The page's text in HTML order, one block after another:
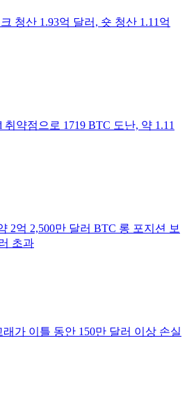
청산 1.93억 달러, 숏 청산 1.11억
취약점으로 1719 BTC 도난, 약 1.11
2억 2,500만 달러 BTC 롱 포지션 보
초과
가 이틀 동안 150만 달러 이상 손실